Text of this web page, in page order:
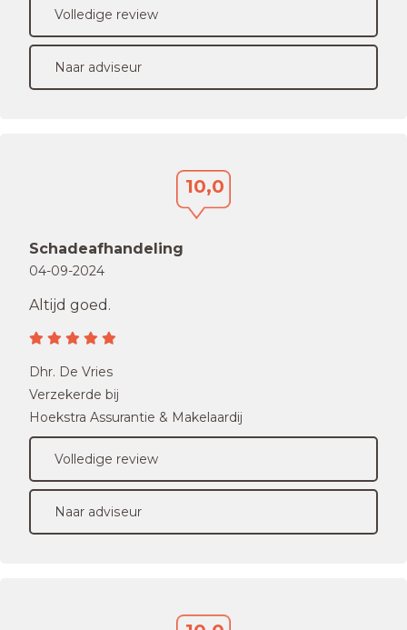
Volledige review
Naar adviseur
10,0
Schadeafhandeling
04-09-2024
Altijd goed.
Dhr. De Vries
Verzekerde bij
Hoekstra Assurantie & Makelaardij
Volledige review
Naar adviseur